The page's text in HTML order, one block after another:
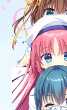
キャラクター
朝倉
CV：本